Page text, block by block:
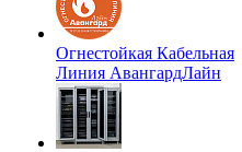
Огнестойкая Кабельная
Линия АвангардЛайн